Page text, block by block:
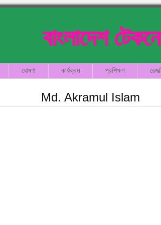
বাংলাদেশ
ঘোষণা কার্যক্রম প্রশিক্ষণ
Md. Akramul Islam